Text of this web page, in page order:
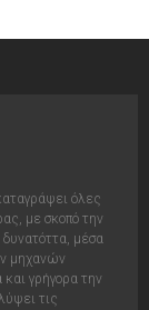
όλες
με σκοπό την
μέσα
μηχανών
γρήγορα την
τις